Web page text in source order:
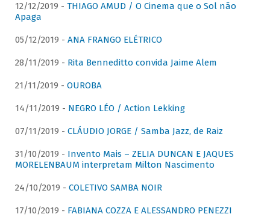
12/12/2019 - THIAGO AMUD / O Cinema que o Sol não
Apaga
05/12/2019 - ANA FRANGO ELÉTRICO
28/11/2019 - Rita Benneditto convida Jaime Alem
21/11/2019 - OUROBA
14/11/2019 - NEGRO LÉO / Action Lekking
07/11/2019 - CLÁUDIO JORGE / Samba Jazz, de Raiz
31/10/2019 - Invento Mais – ZELIA DUNCAN E JAQUES
MORELENBAUM interpretam Milton Nascimento
24/10/2019 - COLETIVO SAMBA NOIR
17/10/2019 - FABIANA COZZA E ALESSANDRO PENEZZI